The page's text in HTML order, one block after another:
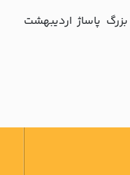
بازار بزرگ پاساژ ارديبهشت